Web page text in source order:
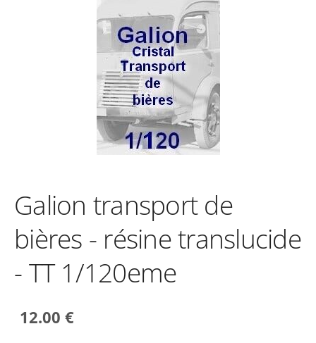
Galion transport de
bières - résine translucide
- TT 1/120eme
12.00 €